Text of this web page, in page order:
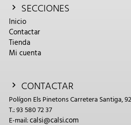
SECCIONES
Inicio
Contactar
Tienda
Mi cuenta
CONTACTAR
Polígon Els Pinetons Carretera Santiga,
T.: 93 580 72 37
E-mail:calsi@calsi.com